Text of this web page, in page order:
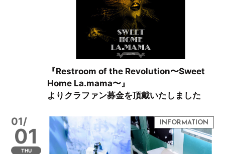
『Restroom of the Revolution〜Sweet
Home La.mama〜』
よりクラファン募金を頂戴いたしました
01/
01
THU